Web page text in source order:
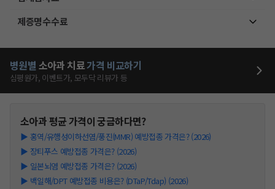
제증명수수료
병원별 소아과 치료가격 비교하기
심평원가, 이벤트가, 모두닥 리뷰가 등
소아과평균 가격이 궁금하다면?
▶ 홍역/유행성이하선염/풍진(MMR) 예방접종 가격은? (2026)
▶ 장티푸스 예방접종 가격은? (2026)
▶ 일본뇌염 예방접종 가격은? (2026)
▶ 백일해/DPT 예방접종 비용은? (DTaP/Tdap) (2026)